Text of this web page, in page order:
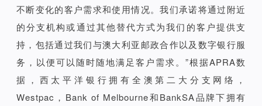
不断变化的客户需求和使用情况。我们承诺将通过附近
的分支机构或通过其他替代方式为我们的客户提供支
持，包括通过我们与澳大利亚邮政合作以及数字银行服
务，以便可以随时随地满足客户需求。”根据APRA数
据，西太平洋银行拥有全澳第二大分支网络，
Westpac，Bank of Melbourne和BankSA品牌下拥有